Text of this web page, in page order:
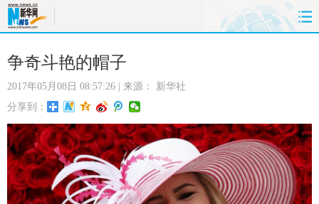
首页 时政
娱乐 体育
时尚 思客 地方 法治
港澳 台湾 华人 汽车
科技 能源 房产 公司
争奇斗艳的帽子
2017年05月08日 08:57:26 | 来源： 新华社
分享到：